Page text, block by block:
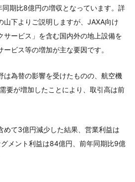
期比8億円の増収となっています。詳
山下よりご説明しますが、JAXA向け
サービス」を含む国内外の地上設備を
ビス等の増加が主な要因です。
は為替の影響を受けたものの、航空機
要が増加したことにより、取引高は前
めて3億円減少した結果、営業利益は
メント利益は84億円、前年同期比9億